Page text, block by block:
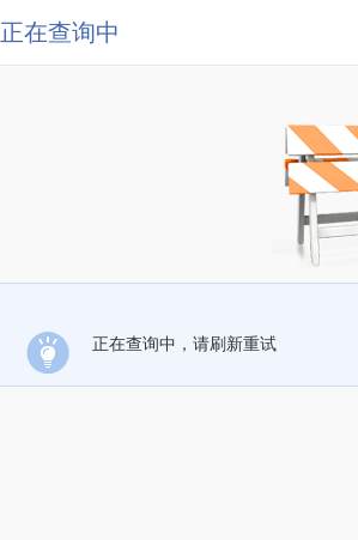
正在查询中
正在查询中，请刷新重试